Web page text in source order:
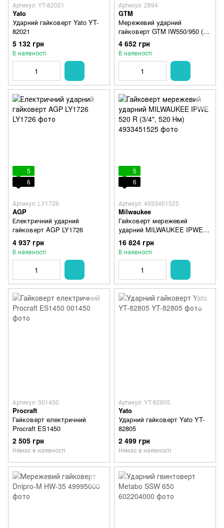
Артикул: YT-82021
Yato
Ударний гайковерт Yato YT-
82021
5 132 грн
В наявності
Артикул: 2894
GTM
Мережевий ударний
гайковерт GTM IW550/950 (у
кейсі + набір головок)
4 652 грн
В наявності
5
6
Артикул: LY1726
AGP
Електричний ударний
гайковерт AGP LY1726
4 937 грн
В наявності
5
6
Артикул: 4933451525
Milwaukee
Гайковерт мережевий
ударний MILWAUKEE IPWE
520 R (3/4", 520 Нм)
16 824 грн
В наявності
Артикул: 001450
Procraft
Гайковерт електричний
Procraft ES1450
2 505 грн
Немає в наявності
Артикул: YT-82805
Yato
Ударний гайковерт Yato YT-
82805
2 499 грн
Немає в наявності